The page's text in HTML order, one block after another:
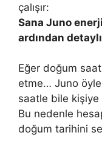
çalışır:
Sana Juno
ardından
Eğer doğum
etme… Juno
saatle bile
Bu nedenle
doğum tarihini